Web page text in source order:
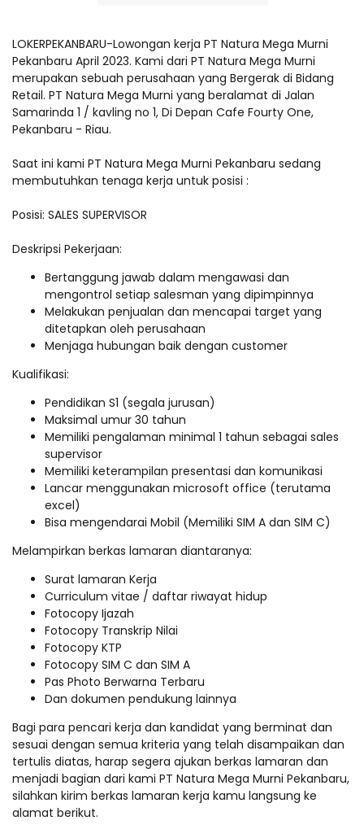
LOKERPEKANBARU-Lowongan kerja PT Natura Mega Murni
Pekanbaru April 2023. Kami dari PT Natura Mega Murni
merupakan sebuah perusahaan yang Bergerak di Bidang
Retail. PT Natura Mega Murni yang beralamat di Jalan
Samarinda 1 / kavling no 1, Di Depan Cafe Fourty One,
Pekanbaru - Riau.
Saat ini kami PT Natura Mega Murni Pekanbaru sedang
membutuhkan tenaga kerja untuk posisi :
Posisi: SALES SUPERVISOR
Deskripsi Pekerjaan:
Bertanggung jawab dalam mengawasi dan
mengontrol setiap salesman yang dipimpinnya
Melakukan penjualan dan mencapai target yang
ditetapkan oleh perusahaan
Menjaga hubungan baik dengan customer
Kualifikasi:
Pendidikan S1 (segala jurusan)
Maksimal umur 30 tahun
Memiliki pengalaman minimal 1 tahun sebagai sales
supervisor
Memiliki keterampilan presentasi dan komunikasi
Lancar menggunakan microsoft office (terutama
excel)
Bisa mengendarai Mobil (Memiliki SIM A dan SIM C)
Melampirkan berkas lamaran diantaranya:
Surat lamaran Kerja
Curriculum vitae / daftar riwayat hidup
Fotocopy Ijazah
Fotocopy Transkrip Nilai
Fotocopy KTP
Fotocopy SIM C dan SIM A
Pas Photo Berwarna Terbaru
Dan dokumen pendukung lainnya
Bagi para pencari kerja dan kandidat yang berminat dan
sesuai dengan semua kriteria yang telah disampaikan dan
tertulis diatas, harap segera ajukan berkas lamaran dan
menjadi bagian dari kami PT Natura Mega Murni Pekanbaru,
silahkan kirim berkas lamaran kerja kamu langsung ke
alamat berikut.